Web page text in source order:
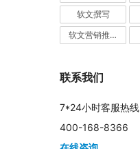
软文撰写
软文营销推广
联系我们
7*24小时客服热线
400-168-8366